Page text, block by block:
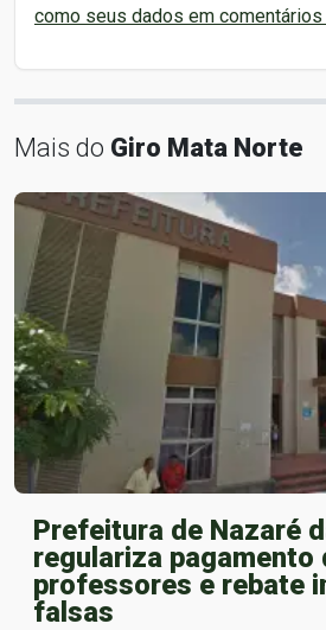
como seus dados em
Mais do Giro Mata Norte
Prefeitura de Nazaré
regulariza pagamento
professores e rebate
falsas